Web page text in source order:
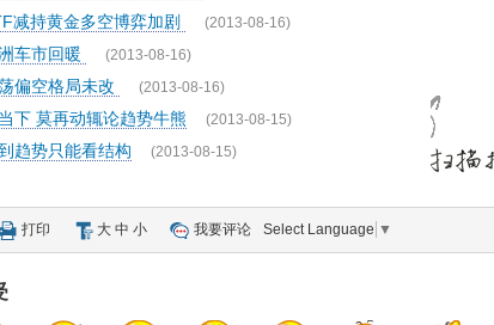
减持黄金多空博弈加剧 (2013-08-16)
车市回暖 (2013-08-16)
偏空格局未改 (2013-08-16)
下 莫再动辄论趋势牛熊 (2013-08-15)
趋势只能看结构 (2013-08-15)
打印 大 中 小 我要评论 Select Language ▼